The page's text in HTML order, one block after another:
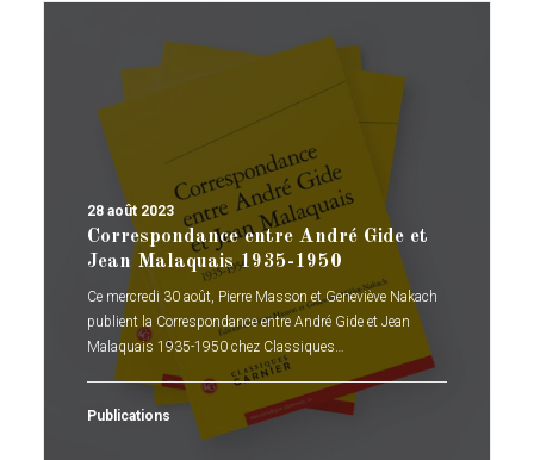
28 août 2023
Correspondance entre André Gide et
Jean Malaquais 1935-1950
Ce mercredi 30 août, Pierre Masson et Geneviève Nakach
publient la Correspondance entre André Gide et Jean
Malaquais 1935-1950 chez Classiques…
Publications